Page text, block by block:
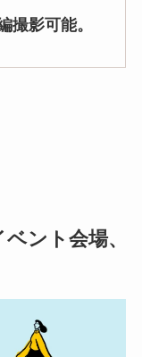
撮影可能。
ント会場、